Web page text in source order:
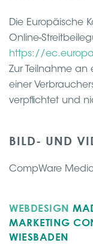
Die Europäische
Online-
https://
Zur Teilnahme an
einer
verpflichtet und
BILD- UND
CompWare
WEBDESIGN
MARKETING
WIESBADEN